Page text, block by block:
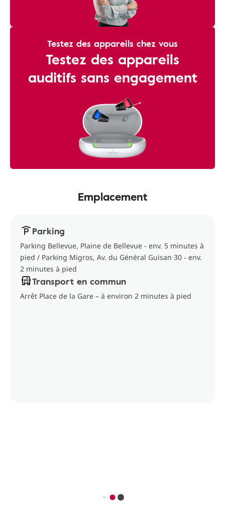
Testez des appareils chez vous
Testez des appareils
auditifs sans engagement
Emplacement
Parking
Parking Bellevue, Plaine de Bellevue - env. 5 minutes à
pied / Parking Migros, Av. du Général Guisan 30 - env.
2 minutes à pied
Transport en commun
Arrêt Place de la Gare – à environ 2 minutes à pied